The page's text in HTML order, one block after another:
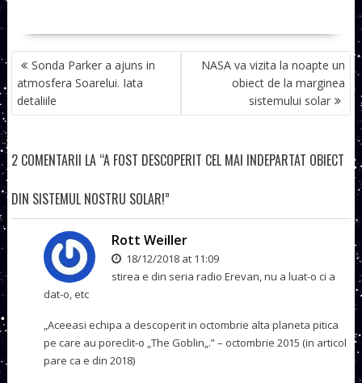
NAVIGARE
ÎN
ARTICOLE
Sonda Parker a ajuns in
atmosfera Soarelui. Iata
detaliile
NASA va vizita la noapte un
obiect de la marginea
sistemului solar
2 COMENTARII LA “A FOST DESCOPERIT CEL MAI INDEPARTAT OBIECT
DIN SISTEMUL NOSTRU SOLAR!”
Rott Weiller
18/12/2018 at 11:09
stirea e din seria radio Erevan, nu a luat-o ci a
dat-o, etc
„Aceeasi echipa a descoperit in octombrie alta planeta pitica
pe care au poreclit-o „The Goblin„.” – octombrie 2015 (in articol
pare ca e din 2018)